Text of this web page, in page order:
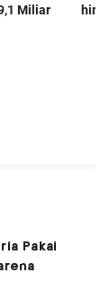
Pakai